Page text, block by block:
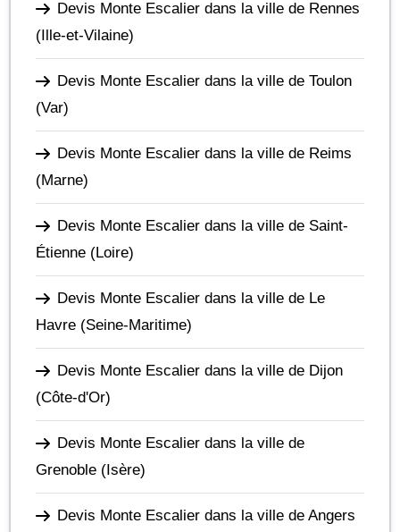
Devis Monte Escalier dans la ville de Rennes
(Ille-et-Vilaine)
Devis Monte Escalier dans la ville de Toulon
(Var)
Devis Monte Escalier dans la ville de Reims
(Marne)
Devis Monte Escalier dans la ville de Saint-
Étienne (Loire)
Devis Monte Escalier dans la ville de Le
Havre (Seine-Maritime)
Devis Monte Escalier dans la ville de Dijon
(Côte-d'Or)
Devis Monte Escalier dans la ville de
Grenoble (Isère)
Devis Monte Escalier dans la ville de Angers